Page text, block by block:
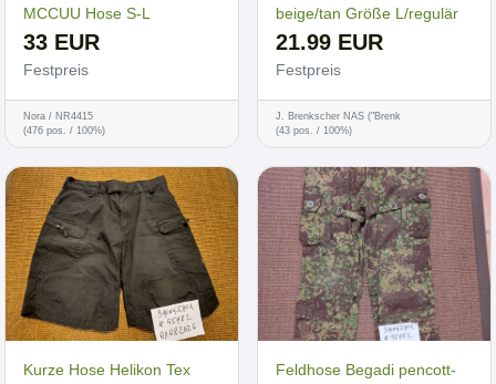
MCCUU Hose S-L
33 EUR
Festpreis
Nora / NR4415
(476 pos. / 100%)
beige/tan Größe L/regulär
21.99 EUR
Festpreis
J. Brenkscher NAS ("Brenk
(43 pos. / 100%)
Kurze Hose Helikon Tex
Feldhose Begadi pencott-